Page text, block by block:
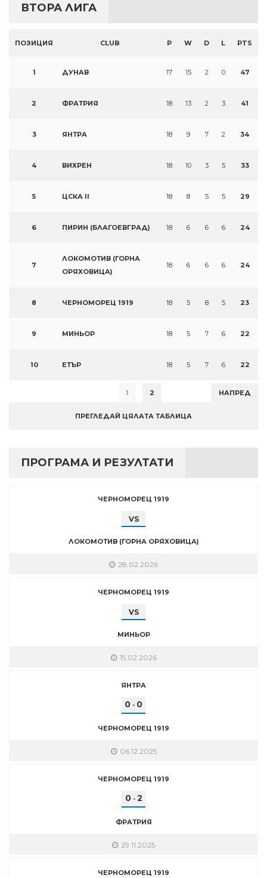
ВТОРА ЛИГА
ПОЗИЦИЯ CLUB P W D L PTS
1 ДУНАВ 17 15 2 0 47
2 ФРАТРИЯ 18 13 2 3 41
3 ЯНТРА 18 9 7 2 34
4 ВИХРЕН 18 10 3 5 33
5 ЦСКА II 18 8 5 5 29
6 ПИРИН (БЛАГОЕВГРАД) 18 6 6 6 24
7
ЛОКОМОТИВ (ГОРНА
ОРЯХОВИЦА)
18 6 6 6 24
8 ЧЕРНОМОРЕЦ 1919 18 5 8 5 23
9 МИНЬОР 18 5 7 6 22
10 ЕТЪР 18 5 7 6 22
1 2 НАПРЕД
ПРЕГЛЕДАЙ ЦЯЛАТА ТАБЛИЦА
ПРОГРАМА И РЕЗУЛТАТИ
ЧЕРНОМОРЕЦ 1919
VS
ЛОКОМОТИВ (ГОРНА ОРЯХОВИЦА)
28.02.2026
ЧЕРНОМОРЕЦ 1919
VS
МИНЬОР
15.02.2026
ЯНТРА
0 - 0
ЧЕРНОМОРЕЦ 1919
06.12.2025
ЧЕРНОМОРЕЦ 1919
0- 2
ФРАТРИЯ
29.11.2025
ЧЕРНОМОРЕЦ 1919